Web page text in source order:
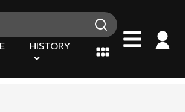
HISTORY